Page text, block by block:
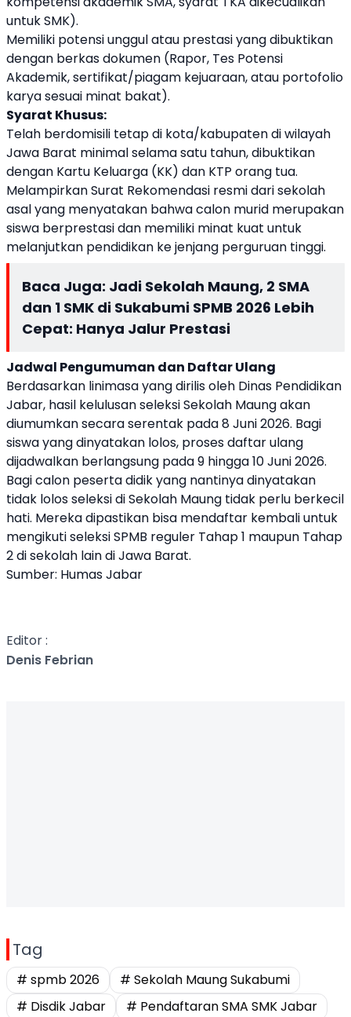
untuk SMK).
Memiliki potensi unggul atau prestasi yang dibuktikan
dengan berkas dokumen (Rapor, Tes Potensi
Akademik, sertifikat/piagam kejuaraan, atau portofolio
karya sesuai minat bakat).
Syarat Khusus:
Telah berdomisili tetap di kota/kabupaten di wilayah
Jawa Barat minimal selama satu tahun, dibuktikan
dengan Kartu Keluarga (KK) dan KTP orang tua.
Melampirkan Surat Rekomendasi resmi dari sekolah
asal yang menyatakan bahwa calon murid merupakan
siswa berprestasi dan memiliki minat kuat untuk
melanjutkan pendidikan ke jenjang perguruan tinggi.
Baca Juga: Jadi Sekolah Maung, 2 SMA
dan 1 SMK di Sukabumi SPMB 2026 Lebih
Cepat: Hanya Jalur Prestasi
Jadwal Pengumuman dan Daftar Ulang
Berdasarkan linimasa yang dirilis oleh Dinas Pendidikan
Jabar, hasil kelulusan seleksi Sekolah Maung akan
diumumkan secara serentak pada 8 Juni 2026. Bagi
siswa yang dinyatakan lolos, proses daftar ulang
dijadwalkan berlangsung pada 9 hingga 10 Juni 2026.
Bagi calon peserta didik yang nantinya dinyatakan
tidak lolos seleksi di Sekolah Maung tidak perlu berkecil
hati. Mereka dipastikan bisa mendaftar kembali untuk
mengikuti seleksi SPMB reguler Tahap 1 maupun Tahap
2 di sekolah lain di Jawa Barat.
Sumber: Humas Jabar
Editor :
Denis Febrian
Tag
# spmb 2026
# Sekolah Maung Sukabumi
# Disdik Jabar
# Pendaftaran SMA SMK Jabar